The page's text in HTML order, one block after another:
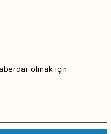
olmak için